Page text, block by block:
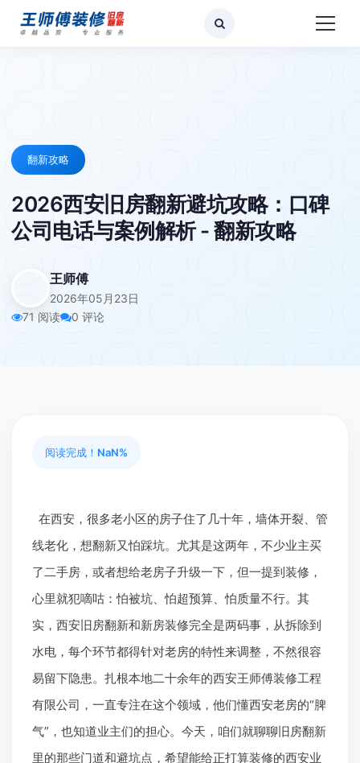
翻新攻略
2026西安旧房翻新避坑攻略：口碑
公司电话与案例解析 - 翻新攻略
王师傅
2026年05月23日
71 阅读
0 评论
阅读完成！ NaN%
在西安，很多老小区的房子住了几十年，墙体开裂、管
线老化，想翻新又怕踩坑。尤其是这两年，不少业主买
了二手房，或者想给老房子升级一下，但一提到装修，
心里就犯嘀咕：怕被坑、怕超预算、怕质量不行。其
实，西安旧房翻新和新房装修完全是两码事，从拆除到
水电，每个环节都得针对老房的特性来调整，不然很容
易留下隐患。扎根本地二十余年的西安王师傅装修工程
有限公司，一直专注在这个领域，他们懂西安老房的“脾
气”，也知道业主们的担心。今天，咱们就聊聊旧房翻新
里的那些门道和避坑点，希望能给正打算装修的西安业